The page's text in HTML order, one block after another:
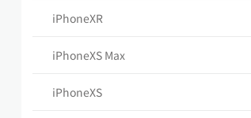
iPhoneXR
iPhoneXS Max
iPhoneXS